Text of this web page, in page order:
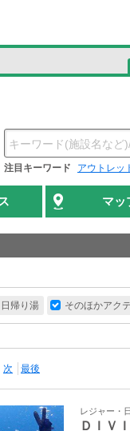
注目キーワード アウトレッ
マッ
帰り湯 そのほかアク
次 最後
レジャー・
ＤＩＶ